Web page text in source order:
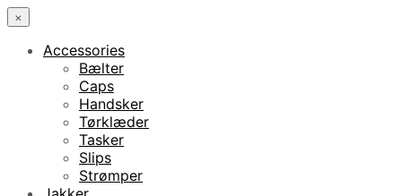
×
Accessories
Bælter
Caps
Handsker
Tørklæder
Tasker
Slips
Strømper